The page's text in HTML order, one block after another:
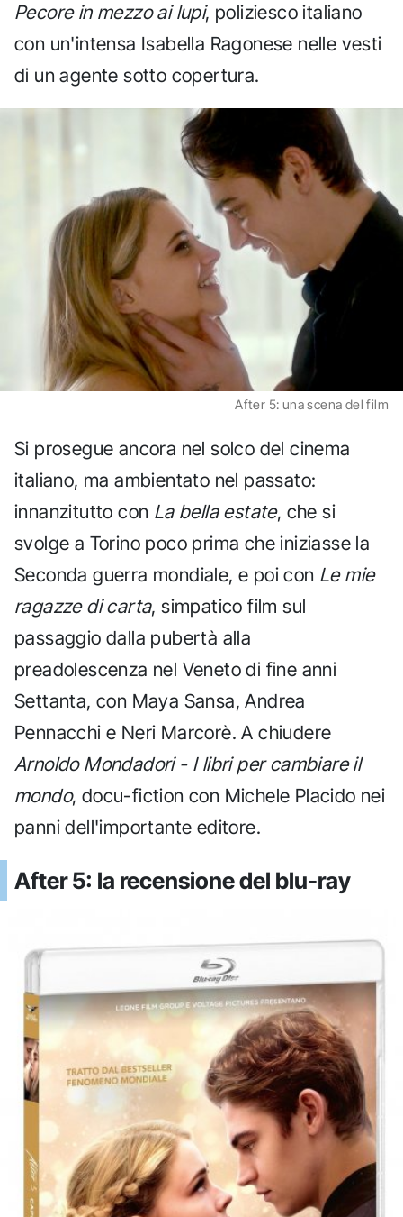
Pecore in mezzo ai lupi, poliziesco italiano
con un'intensa Isabella Ragonese nelle vesti
di un agente sotto copertura.
After 5: una scena del film
Si prosegue ancora nel solco del cinema
italiano, ma ambientato nel passato:
innanzitutto con La bella estate, che si
svolge a Torino poco prima che iniziasse la
Seconda guerra mondiale, e poi con Le mie
ragazze di carta, simpatico film sul
passaggio dalla pubertà alla
preadolescenza nel Veneto di fine anni
Settanta, con Maya Sansa, Andrea
Pennacchi e Neri Marcorè. A chiudere
Arnoldo Mondadori - I libri per cambiare il
mondo, docu-fiction con Michele Placido nei
panni dell'importante editore.
After 5: la recensione del blu-ray